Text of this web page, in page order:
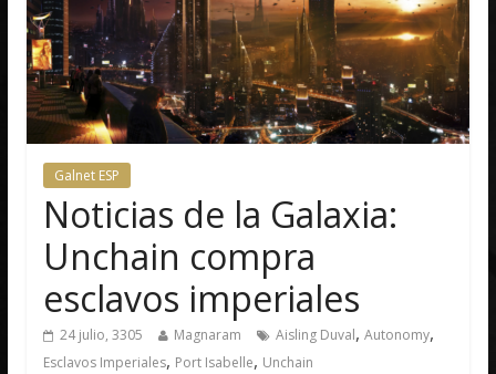
Galnet ESP
Noticias de la Galaxia:
Unchain compra
esclavos imperiales
24 julio, 3305 Magnaram Aisling Duval,Autonomy,
Esclavos Imperiales, Port Isabelle, Unchain